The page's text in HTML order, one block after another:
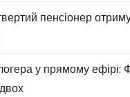
пенсіонер
у прямому ефірі: